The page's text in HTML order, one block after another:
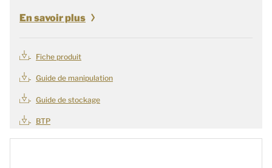
En savoir plus
Fiche produit
Guide de manipulation
Guide de stockage
BTP